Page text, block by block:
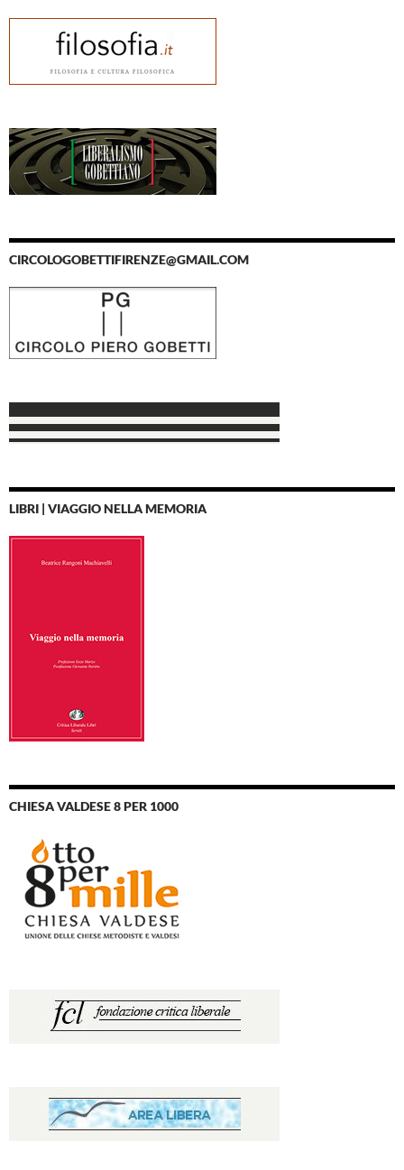
CIRCOLOGOBETTIFIRENZE@GMAIL.COM
LIBRI | VIAGGIO NELLA MEMORIA
CHIESA VALDESE 8 PER 1000